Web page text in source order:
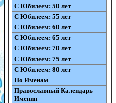
С Юбилеем: 50 лет
С Юбилеем: 55 лет
С Юбилеем: 60 лет
С Юбилеем: 65 лет
С Юбилеем: 70 лет
С Юбилеем: 75 лет
С Юбилеем: 80 лет
По Именам
Православный Календарь
Именин